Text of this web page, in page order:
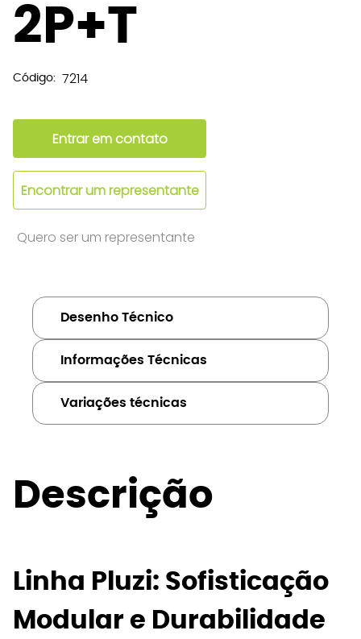
2P+T
Código: 7214
Entrar em contato
Encontrar um representante
Quero ser um representante
Desenho Técnico
Informações Técnicas
Variações técnicas
Descrição
Linha Pluzi: Sofisticação
Modular e Durabilidade